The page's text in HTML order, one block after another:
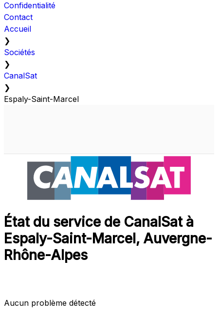
Confidentialité
Contact
Accueil
❯
Sociétés
❯
CanalSat
❯
Espaly-Saint-Marcel
État du service de CanalSat à
Espaly-Saint-Marcel, Auvergne-
Rhône-Alpes
Aucun problème détecté